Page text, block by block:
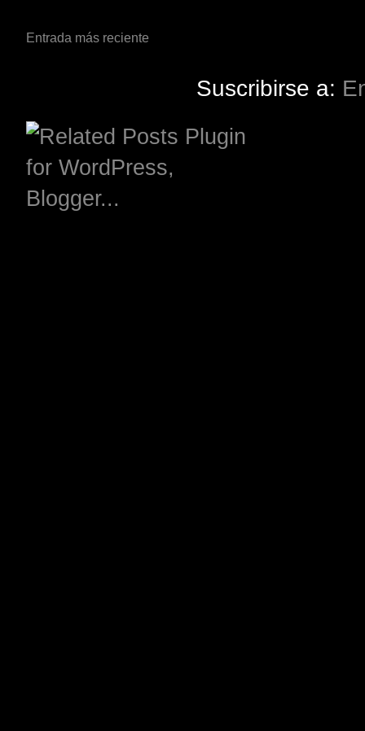
Entrada más reciente
Suscribirse a: